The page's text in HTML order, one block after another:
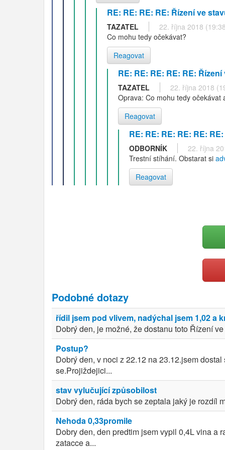
RE: RE: RE: RE: Řízení ve
TAZATEL
22. října 2018
Co mohu tedy očekávat?
Reagovat
RE: RE: RE: RE: RE:
TAZATEL
22. října 2018
Oprava: Co mohu tedy očekávat
Reagovat
RE: RE: RE: RE: RE:
ODBORNÍK
22. října
Trestní stíhání. Obstarat si
Reagovat
Podobné dotazy
řídil jsem pod vlivem, nadýchal jsem 1,02 a
Dobrý den, je možné, že dostanu toto Řízení
Postup?
Dobrý den, v noci z 22.12 na 23.12.jsem
se.Projiždejici...
stav vylučující způsobilost
Dobrý den, ráda bych se zeptala jaký je rozdíl
Nehoda 0,33promile
Dobry den, den predtim jsem vypil 0,4L vina a
zatacce a...